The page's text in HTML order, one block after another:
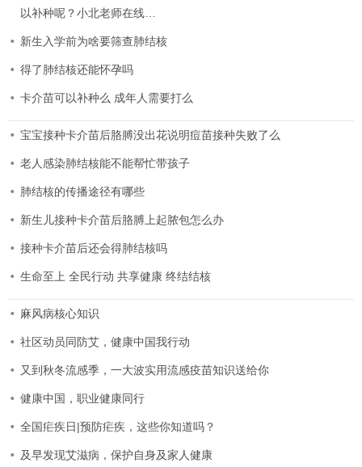
以补种呢？小北老师在线…
新生入学前为啥要筛查肺结核
得了肺结核还能怀孕吗
卡介苗可以补种么 成年人需要打么
宝宝接种卡介苗后胳膊没出花说明痘苗接种失败了么
老人感染肺结核能不能帮忙带孩子
肺结核的传播途径有哪些
新生儿接种卡介苗后胳膊上起脓包怎么办
接种卡介苗后还会得肺结核吗
生命至上 全民行动 共享健康 终结结核
麻风病核心知识
社区动员同防艾，健康中国我行动
又到秋冬流感季，一大波实用流感疫苗知识送给你
健康中国，职业健康同行
全国疟疾日|预防疟疾，这些你知道吗？
及早发现艾滋病，保护自身及家人健康